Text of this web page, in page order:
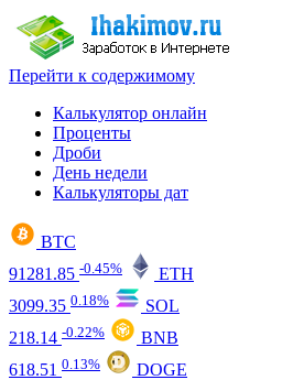
Перейти к содержимому
Калькулятор онлайн
Проценты
Дроби
День недели
Калькуляторы дат
BTC
91281.85 -0.45%
ETH
3099.35 0.18%
SOL
218.14 -0.22%
BNB
618.51 0.13%
DOGE